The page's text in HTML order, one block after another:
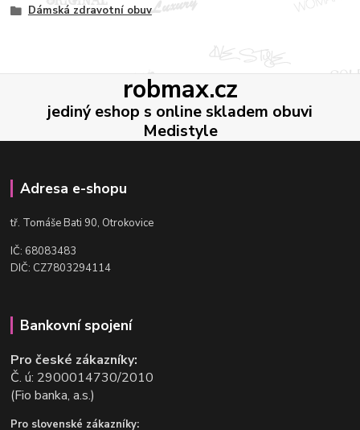
Dámská zdravotní obuv
robmax.cz
jediný eshop s online skladem obuvi
Medistyle
Adresa e-shopu
tř. Tomáše Bati 90, Otrokovice
IČ: 68083483
DIČ: CZ7803294114
Bankovní spojení
Pro české zákazníky:
Č. ú: 2900014730/2010
(Fio banka, a.s.)
Pro slovenské zákazníky: